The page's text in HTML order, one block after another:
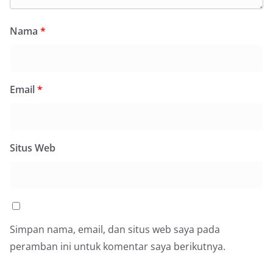
bendera Merah Putih di depan rumah masing-
agar warga memperhatikan kondisi bendera yang
akan dikibarkan, memastikan bendera dalam
keadaan bersih, tidak sobek, dan layak untuk
Nama *
Email*
Situs Web
Simpan nama, email, dan situs web saya pada
peramban ini untuk komentar saya berikutnya.